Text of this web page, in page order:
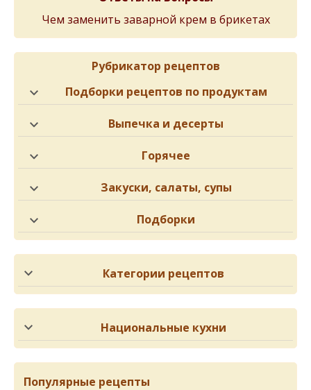
Чем заменить заварной крем в брикетах
Рубрикатор рецептов
Подборки рецептов по продуктам
Выпечка и десерты
Горячее
Закуски, салаты, супы
Подборки
Категории рецептов
Национальные кухни
Популярные рецепты